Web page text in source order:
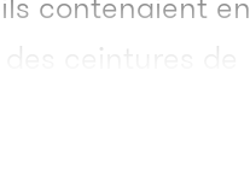
ceintures de
munis de